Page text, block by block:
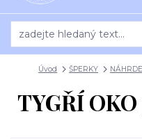
Úvod ŠPERKY
TYGŘÍ